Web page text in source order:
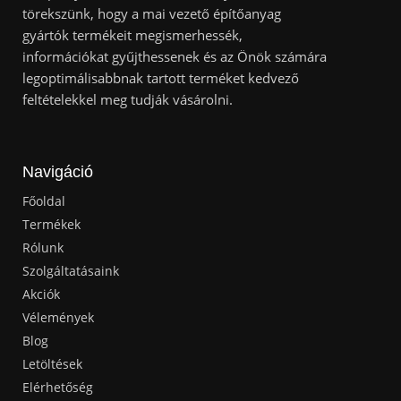
törekszünk, hogy a mai vezető építőanyag
gyártók termékeit megismerhessék,
információkat gyűjthessenek és az Önök számára
legoptimálisabbnak tartott terméket kedvező
feltételekkel meg tudják vásárolni.
Navigáció
Főoldal
Termékek
Rólunk
Szolgáltatásaink
Akciók
Vélemények
Blog
Letöltések
Elérhetőség